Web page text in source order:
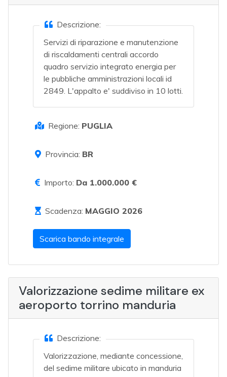
Descrizione:
Servizi di riparazione e manutenzione
di riscaldamenti centrali accordo
quadro servizio integrato energia per
le pubbliche amministrazioni locali id
2849. L'appalto e' suddiviso in 10 lotti.
Regione: PUGLIA
Provincia: BR
Importo: Da 1.000.000 €
Scadenza: MAGGIO 2026
Scarica bando integrale
Valorizzazione sedime militare ex
aeroporto torrino manduria
Descrizione:
Valorizzazione, mediante concessione,
del sedime militare ubicato in manduria